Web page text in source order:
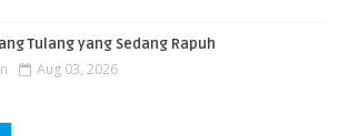
Tulang yang Sedang Rapuh
Aug 03, 2026